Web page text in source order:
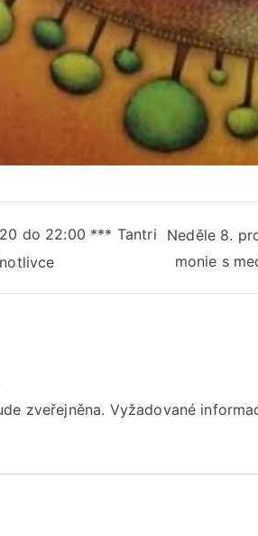
do 22:00 *** Tantri
Neděle 8.
monie s
zveřejněna. Vyžadované